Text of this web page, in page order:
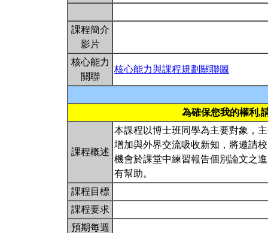
課程簡介
影片
核心能力
關聯
核心能力與課程規劃關聯圖
為確保您我的權利,
課程概述
本課程以博士班同學為主要對象，
增加與外界交流吸收新知，將邀請
機會於課堂中練習報告個別論文之
有幫助。
課程目標
課程要求
預期每週